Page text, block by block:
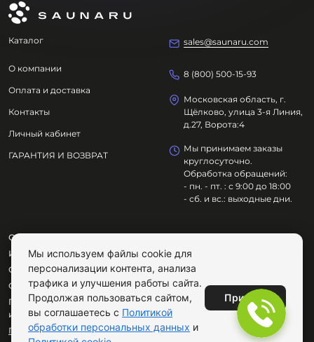
Каталог
О компании
Оплата и доставка
Контакты
Личный кабинет
ГАРАНТИЯ И ВОЗВРАТ
sales@saunaru.com
8 (800) 500-15-93
Московская область, г.
Щёлково, улица 3-я Линия,
д.27, Ворота:4
Мы принимаем заказы
круглосуточно.
Обработка обращений:
- пн. - пт. : с 9:00 до 18:00
- сб. и вс.: выходные дни.
ООО "ОЗДОРОВИТЕЛЬНЫЕ ТЕХНОЛОГИИ"
ИНН7801695614
ОГРН1217800029072
Сайт не является публичной офертой.
Продолжая пользоваться сайтом, вы соглашаетесь с
использованием cookie.
Публичная оферта
Мы используем файлы cookie для
персонализации контента, анализа
трафика и улучшения работы сайта.
Продолжая пользоваться сайтом,
вы соглашаетесь с Политикой
обработки персональных данных и
Принять